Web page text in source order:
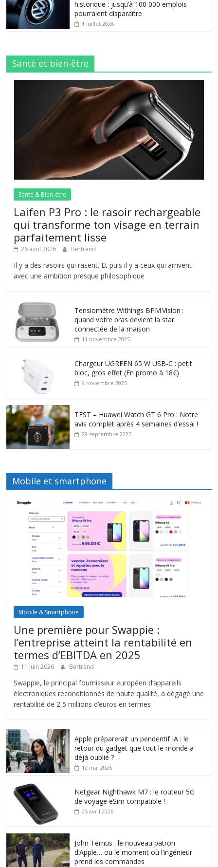
historique : jusqu’à 100 000 emplois
pourraient disparaître
1 juillet 2026
Santé et bien-être
Santé & Bien-être
Laifen P3 Pro : le rasoir rechargeable
qui transforme ton visage en terrain
parfaitement lisse
26 avril 2026 Bertrand
Il y a des rasoirs qui rasent. Et puis il y a ceux qui arrivent
avec une ambition presque philosophique
Tensiomètre Withings BPM Vision :
quand votre bras devient la star
connectée de la maison
11 novembre 2025
Chargeur UGREEN 65 W USB-C : petit
bloc, gros effet (En promo à 18€)
9 novembre 2025
TEST – Huawei Watch GT 6 Pro : Notre
avis complet après 4 semaines d’essai !
29 septembre 2025
Mobile et smartphone
Mobile & Smartphone
Une première pour Swappie :
l’entreprise atteint la rentabilité en
termes d’EBITDA en 2025
11 juin 2026 Bertrand
Swappie, le principal fournisseur européen d’appareils
électroniques reconditionnés de haute qualité, a dégagé une
rentabilité de 2,5 millions d’euros en termes
Apple préparerait un pendentif IA : le
retour du gadget que tout le monde a
déjà oublié ?
12 mai 2026
Netgear Nighthawk M7 : le routeur 5G
de voyage eSim compatible !
25 avril 2026
John Ternus : le nouveau patron
d’Apple… ou le moment où l’ingénieur
prend les commandes